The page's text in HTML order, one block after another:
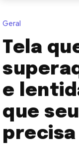
Geral
Tela
e
que
precisa